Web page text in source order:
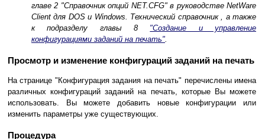
главе 2 "Справочник опций NET.CFG" в руководстве NetWare
Client для DOS и Windows. Технический справочник, а также
к подразделу главы 8 "Создание и управление
конфигурациями заданий на печать"
Просмотр и изменение конфигураций заданий на печать
На странице "Конфигурация задания на печать" перечислены имена
различных конфигураций заданий на печать, которые Вы можете
использовать. Вы можете добавить новые конфигурации или
изменить параметры уже существующих.
Процедура